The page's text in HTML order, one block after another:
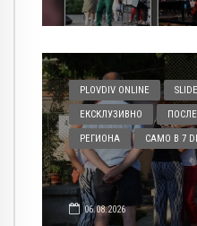
PLOVDIV ONLINE SLIDE
ЕКСКЛУЗИВНО
РЕГИОНА САМО В 7
06.08.2026